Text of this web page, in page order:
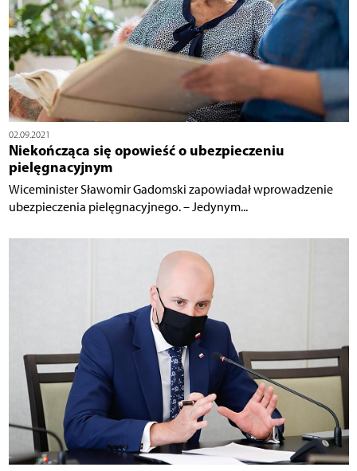
02.09.2021
Niekończąca się opowieść o ubezpieczeniu
pielęgnacyjnym
Wiceminister Sławomir Gadomski zapowiadał wprowadzenie
ubezpieczenia pielęgnacyjnego. – Jedynym...